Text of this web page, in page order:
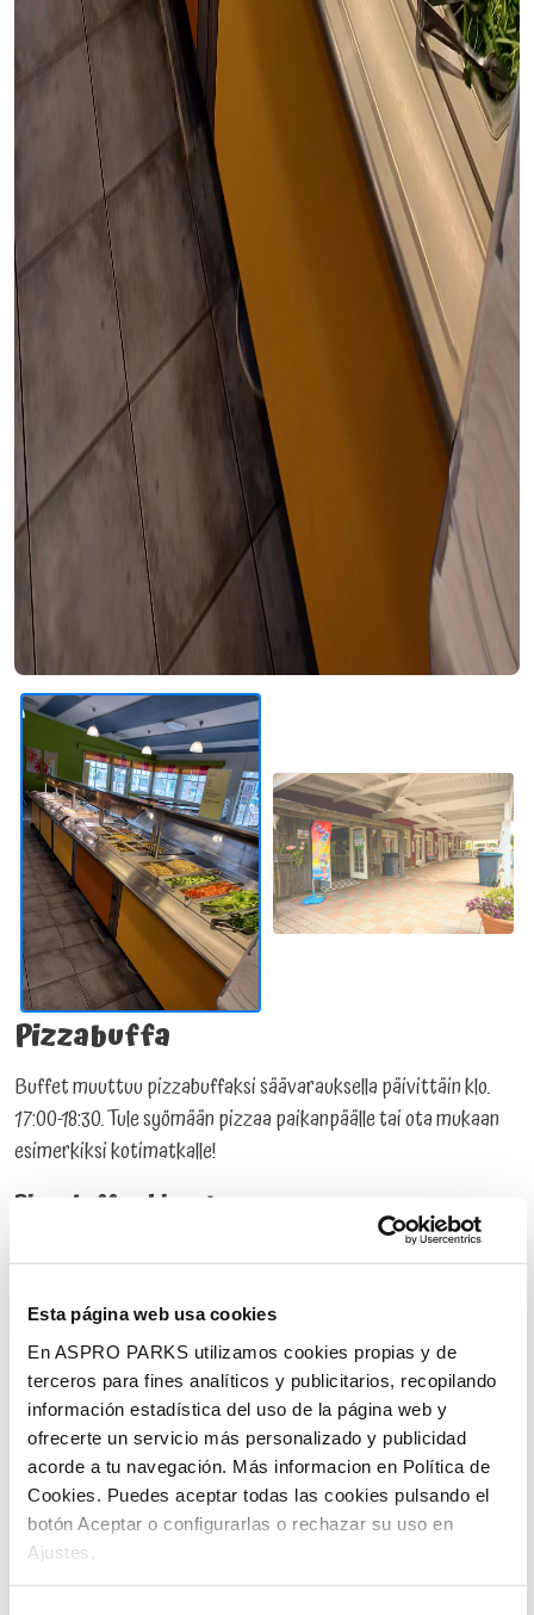
Esta página web usa cookies
En ASPRO PARKS utilizamos cookies propias y de
terceros para fines analíticos y publicitarios, recopilando
información estadística del uso de la página web y
ofrecerte un servicio más personalizado y publicidad
acorde a tu navegación. Más informacion en Política de
Cookies. Puedes aceptar todas las cookies pulsando el
botón Aceptar o configurarlas o rechazar su uso en
Ajustes.
Pizzabuffa
Buffet muuttuu pizzabuffaksi säävarauksella päivittäin klo.
17:00-18:30. Tule syömään pizzaa paikanpäälle tai ota mukaan
esimerkiksi kotimatkalle!
Pizzabuffan hinnat:
Aikuiset: 16,50 €
Pizza mukaan: 12,50€